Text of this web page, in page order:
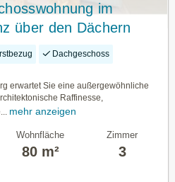
im
über den Dächern
Dachgeschoss
erwartet Sie eine außergewöhnliche
Raffinesse,
mehr anzeigen
Wohnfläche
80 m²
Zimmer
3